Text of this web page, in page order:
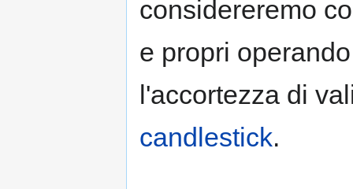
considereremo
e propri
l'accortezza di
candlestick.